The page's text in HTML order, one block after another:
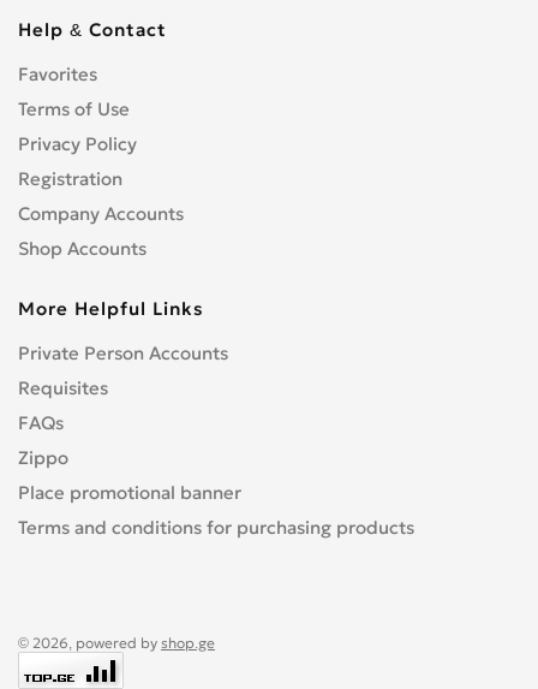
Help & Contact
Favorites
Terms of Use
Privacy Policy
Registration
Company Accounts
Shop Accounts
More Helpful Links
Private Person Accounts
Requisites
FAQs
Zippo
Place promotional banner
Terms and conditions for purchasing products
© 2026, powered by shop.ge